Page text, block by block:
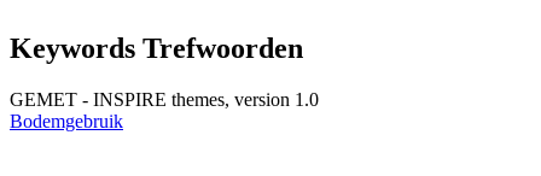
Keywords Trefwoorden
GEMET - INSPIRE themes, version 1.0
Bodemgebruik